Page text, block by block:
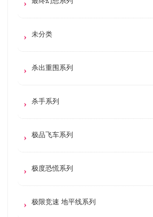
未分类
杀出重围系列
杀手系列
极品飞车系列
极度恐慌系列
极限竞速 地平线系列